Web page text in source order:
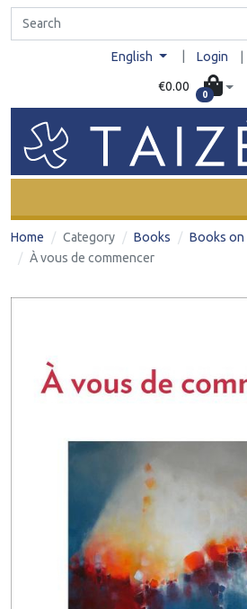
English Login
€0.00
0
Home Category Books
Books on
À vous de commencer